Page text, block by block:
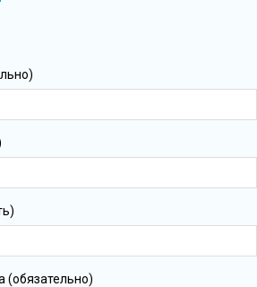
(обязательно)